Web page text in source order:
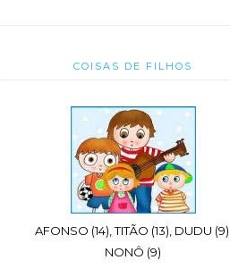
COISAS DE FILHOS
AFONSO (14), TITÃO (13), DUDU (9),
NONÔ (9)